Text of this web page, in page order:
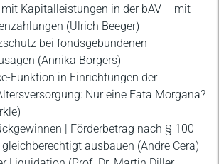
Kapitalleistungen in der bAV – mit
(Ulrich Beeger)
bei fondsgebundenen
(Annika Borgers)
Funktion in Einrichtungen der
Nur eine Fata Morgana?
| Förderbetrag nach § 100
gleichberechtigt ausbauen (Andre Cera)